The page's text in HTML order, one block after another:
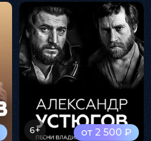
от 2 500 ₽
6+